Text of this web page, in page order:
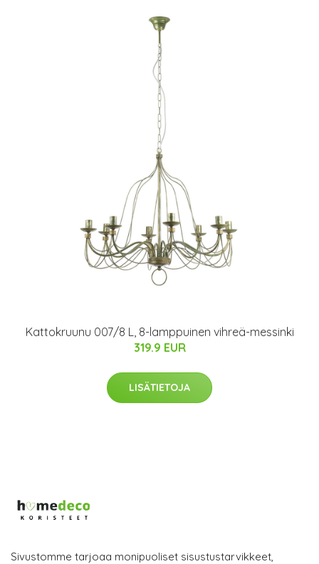
Kattokruunu 007/8 L, 8-lamppuinen vihreä-messinki
319.9 EUR
LISÄTIETOJA
Sivustomme tarjoaa monipuoliset sisustustarvikkeet,